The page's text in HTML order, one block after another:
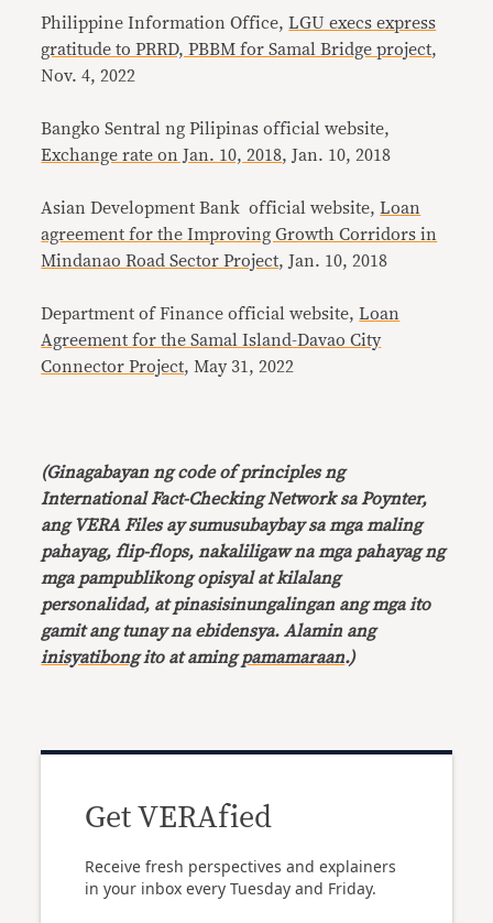
Philippine Information Office,LGU execs express
gratitude to PRRD, PBBM for Samal Bridge project,
Nov. 4, 2022
Bangko Sentral ng Pilipinas official website,
Exchange rate on Jan. 10, 2018, Jan. 10, 2018
Asian Development Bank official website,Loan
agreement for the Improving Growth Corridors in
Mindanao Road Sector Project, Jan. 10, 2018
Department of Finance official website,Loan
Agreement for the Samal Island-Davao City
Connector Project, May 31, 2022
(Ginagabayan ng code of principles ng
International Fact-Checking Network sa Poynter,
ang VERA Files ay sumusubaybay sa mga maling
pahayag, flip-flops, nakaliligaw na mga pahayag ng
mga pampublikong opisyal at kilalang
personalidad, at pinasisinungalingan ang mga ito
gamit ang tunay na ebidensya. Alamin ang
inisyatibongito at amingpamamaraan.)
Get VERAfied
Receive fresh perspectives and explainers
in your inbox every Tuesday and Friday.